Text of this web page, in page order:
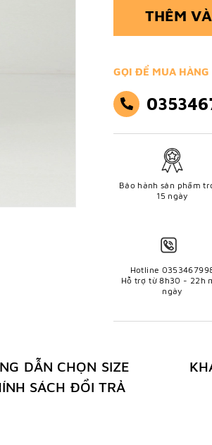
THÊM
GỌI ĐỂ MUA
Bảo hành sản phẩm
15 ngày
Hotline
Hỗ trợ từ 8h30 - 22h
ngày
DẪN CHỌN SIZE
SÁCH ĐỔI TRẢ